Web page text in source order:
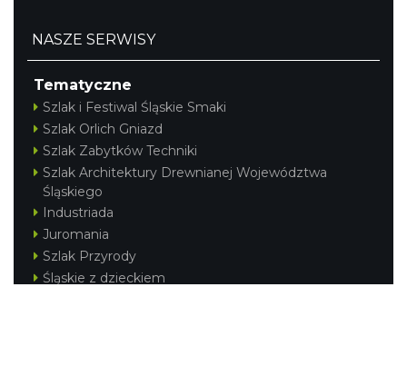
NASZE SERWISY
Tematyczne
Szlak i Festiwal Śląskie Smaki
Szlak Orlich Gniazd
Szlak Zabytków Techniki
Szlak Architektury Drewnianej Województwa
Śląskiego
Industriada
Juromania
Szlak Przyrody
Śląskie z dzieckiem